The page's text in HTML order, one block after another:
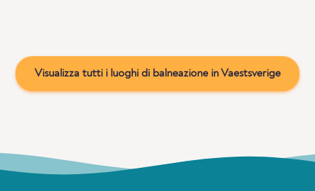
Visualizza tutti i luoghi di balneazione in Vaestsverige